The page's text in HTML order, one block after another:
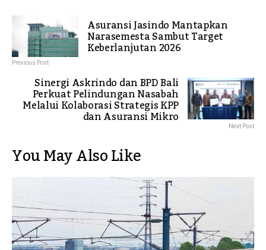
Asuransi Jasindo Mantapkan
Narasemesta Sambut Target
Keberlanjutan 2026
Previous Post
Sinergi Askrindo dan BPD Bali
Perkuat Pelindungan Nasabah
Melalui Kolaborasi Strategis KPP
dan Asuransi Mikro Next Post
You May Also Like